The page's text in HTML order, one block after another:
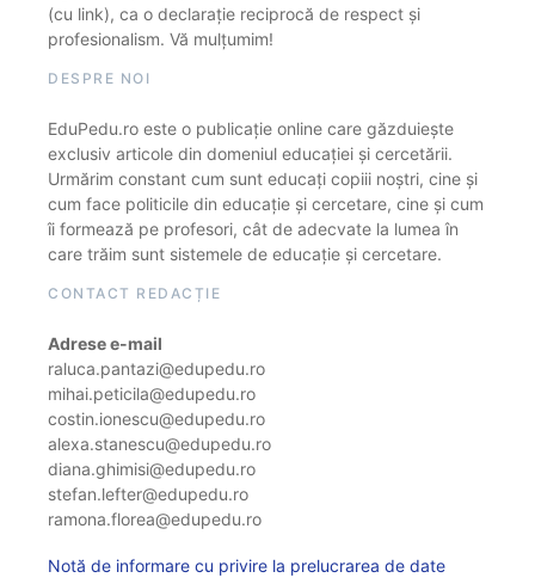
(cu link), ca o declarație reciprocă de respect și
profesionalism. Vă mulțumim!
DESPRE NOI
EduPedu.ro este o publicație online care găzduiește
exclusiv articole din domeniul educației și cercetării.
Urmărim constant cum sunt educați copiii noștri, cine și
cum face politicile din educație și cercetare, cine și cum
îi formează pe profesori, cât de adecvate la lumea în
care trăim sunt sistemele de educație și cercetare.
CONTACT REDACȚIE
Adrese e-mail
raluca.pantazi@edupedu.ro
mihai.peticila@edupedu.ro
costin.ionescu@edupedu.ro
alexa.stanescu@edupedu.ro
diana.ghimisi@edupedu.ro
stefan.lefter@edupedu.ro
ramona.florea@edupedu.ro
Notă de informare cu privire la prelucrarea de date